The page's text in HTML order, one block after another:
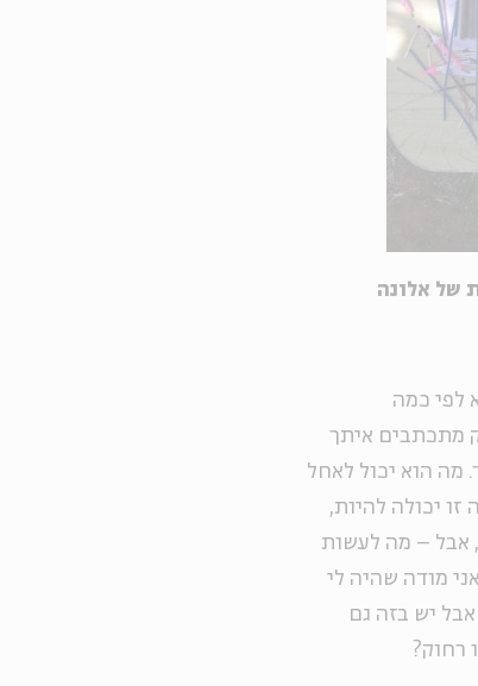
של אלונה
לפי כמה
מתכתבים איתך
מה הוא יכול לאחל
זו יכולה להיות,
אבל – מה לעשות
מודה שהיה לי
יש בזה גם
רחוק?